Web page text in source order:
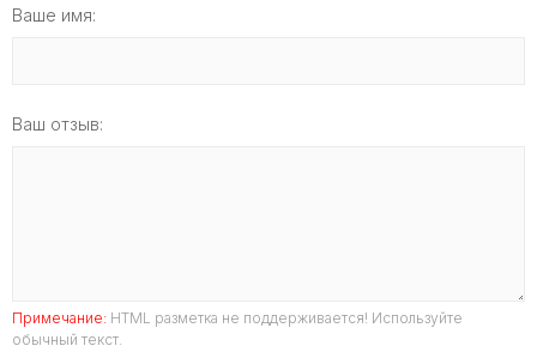
Ваше имя:
Ваш отзыв:
Примечание: HTML разметка не поддерживается! Используйте
обычный текст.